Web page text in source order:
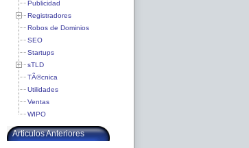
Publicidad
Registradores
Robos de Dominios
SEO
Startups
sTLD
TÃ©cnica
Utilidades
Ventas
WIPO
Articulos Anteriores